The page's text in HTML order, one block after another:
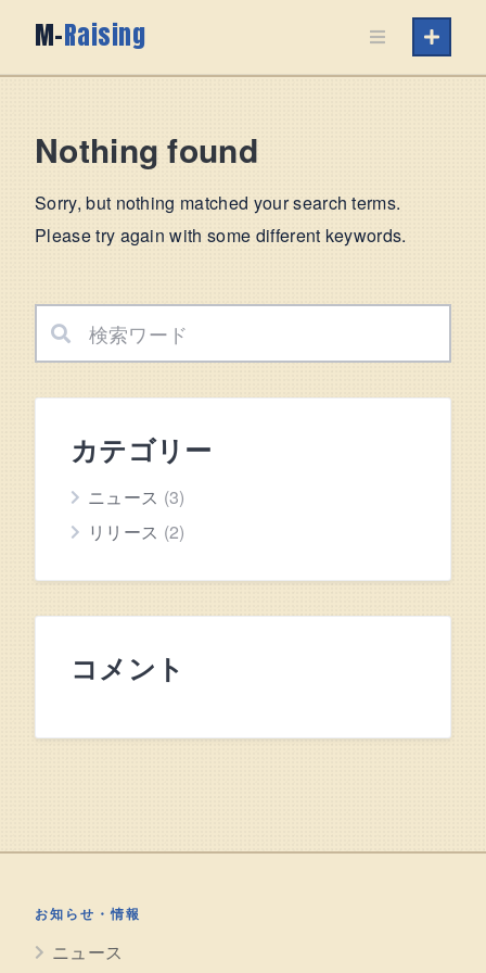
M-Raising
Nothing found
Sorry, but nothing matched your search terms.
Please try again with some different keywords.
カテゴリー
ニュース (3)
リリース (2)
コメント
お知らせ・情報
ニュース